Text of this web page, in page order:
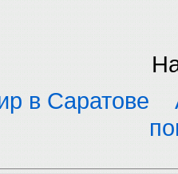
в Саратове